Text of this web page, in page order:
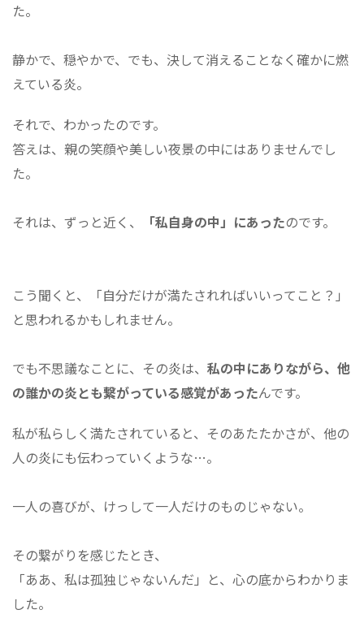
た。
静かで、穏やかで、でも、決して消えることなく確かに燃
えている炎。
それで、わかったのです。
答えは、親の笑顔や美しい夜景の中にはありませんでし
た。
それは、ずっと近く、 「私自身の中」にあったのです。
こう聞くと、「自分だけが満たされればいいってこと？」
と思われるかもしれません。
でも不思議なことに、その炎は、 私の中にありながら、他
の誰かの炎とも繋がっている感覚があったんです。
私が私らしく満たされていると、そのあたたかさが、他の
人の炎にも伝わっていくような…。
一人の喜びが、けっして一人だけのものじゃない。
その繋がりを感じたとき、
「ああ、私は孤独じゃないんだ」と、心の底からわかりま
した。